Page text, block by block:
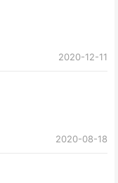
2020-12-11
2020-08-18